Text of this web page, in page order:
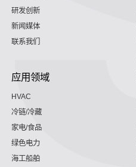
研发创新
新闻媒体
联系我们
应用领域
HVAC
冷链/冷藏
家电/食品
绿色电力
海工船舶